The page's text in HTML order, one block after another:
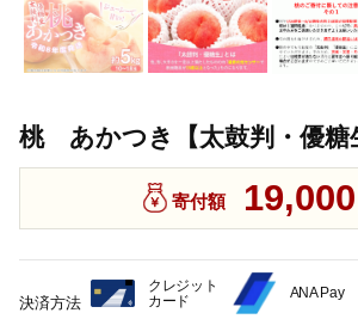
桃 あかつき【太鼓判・優糖
寄付額
決済方法
クレジット
カード
ANA Pay